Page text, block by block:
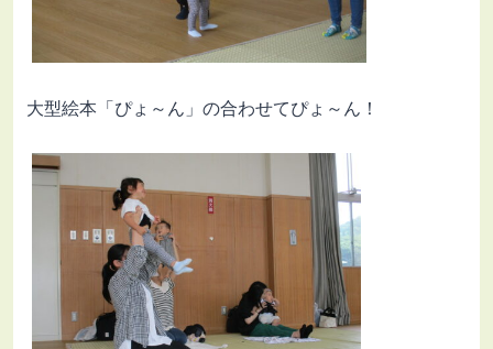
大型絵本「ぴょ～ん」の合わせてぴょ～ん！